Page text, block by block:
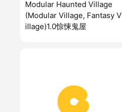
Modular Haunted Village
(Modular Village, Fantasy V
illage)1.0惊悚鬼屋